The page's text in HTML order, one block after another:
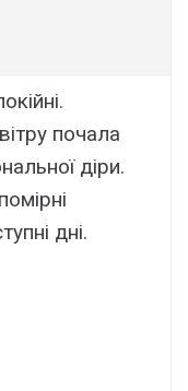
почала
діри.
дні.